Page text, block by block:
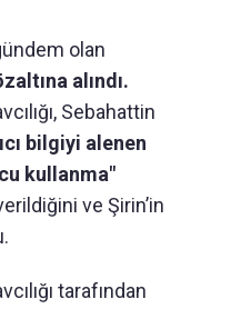
olan
alındı.
Sebahattin
bilgiyi alenen
kullanma"
ve Şirin’in
tarafından